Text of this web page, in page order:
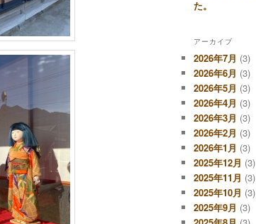
た。
アーカイブ
2026年7月 (3)
2026年6月 (3)
2026年5月 (3)
2026年4月 (3)
2026年3月 (3)
2026年2月 (3)
2026年1月 (3)
2025年12月 (3)
2025年11月 (3)
2025年10月 (3)
2025年9月 (3)